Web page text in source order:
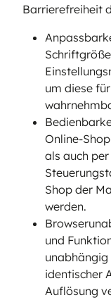
Barrierefreiheit
um diese
Online-
als auch
Shop der
werden.
und
identischer
Auflösung